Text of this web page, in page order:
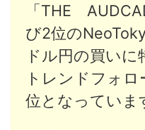
「THE
び2位の
ドル円の買い
トレンドフォ
位となっていま